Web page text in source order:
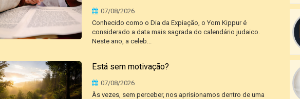
07/08/2026
Conhecido como o Dia da Expiação, o Yom Kippur é
considerado a data mais sagrada do calendário judaico.
Neste ano, a celeb...
Está sem motivação?
07/08/2026
Às vezes, sem perceber, nos aprisionamos dentro de uma